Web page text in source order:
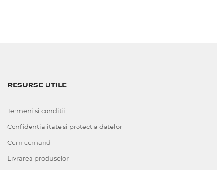
RESURSE UTILE
Termeni si conditii
Confidentialitate si protectia datelor
Cum comand
Livrarea produselor